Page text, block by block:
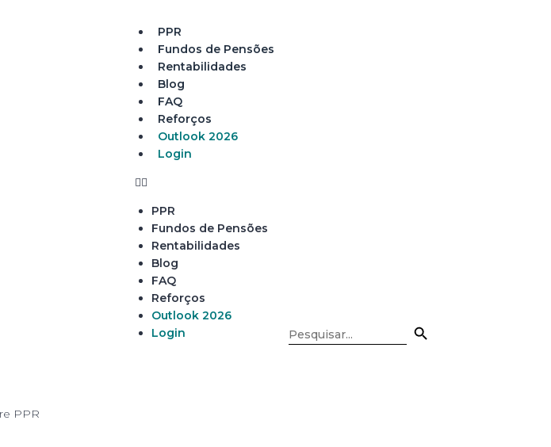
PPR
Fundos de Pensões
Rentabilidades
Blog
FAQ
Reforços
Outlook 2026
Login
PPR
Fundos de Pensões
Rentabilidades
Blog
FAQ
Reforços
Outlook 2026
Login
Search
for: